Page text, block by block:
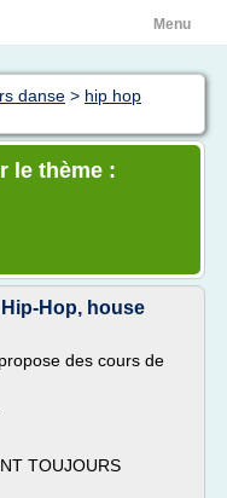
Menu
danse > hip hop
le thème :
Hop, house
des cours de
TOUJOURS